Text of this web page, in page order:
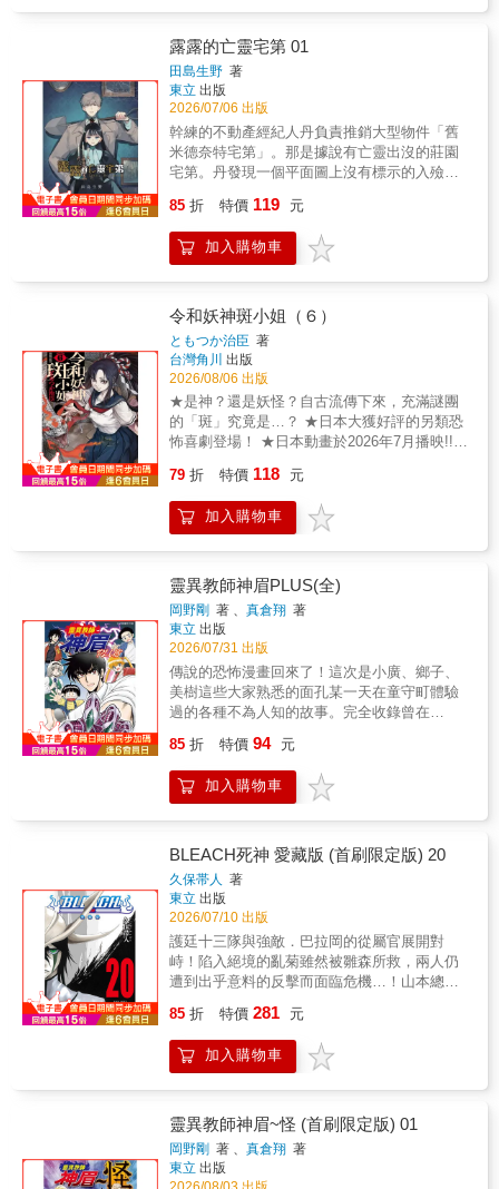
露露的亡靈宅第 01
田島生野 著
東立 出版
2026/07/06 出版
幹練的不動產經紀人丹負責推銷大型物件「舊
米德奈特宅第」。那是據說有亡靈出沒的莊園
宅第。丹發現一個平面圖上沒有標示的入殮
特家的么女‧露露…。『童話落幕之後』的田島
生野所獻上的哥德式恐怖推理劇登場！
85 折 特價 119 元
加入購物車
令和妖神斑小姐（６）
ともつか治臣 著
台灣角川 出版
2026/08/06 出版
★是神？還是妖怪？自古流傳下來，充滿謎團
的「斑」究竟是…？ ★日本大獲好評的另類恐
怖喜劇登場！ ★日本動畫於2026年7月播映!!
了!?聰明的大蛇這次大．展．身．手!!發生奇異
現象也不以為意，城鎮和三十木谷姊弟都因為
各種事件超級熱鬧！作祟神靈今天也全力吐嘈
79 折 特價 118 元
加入購物車
靈異教師神眉PLUS(全)
岡野剛 著 、真倉翔 著
東立 出版
2026/07/31 出版
傳說的恐怖漫畫回來了！這次是小廣、鄉子、
美樹這些大家熟悉的面孔某一天在童守町體驗
過的各種不為人知的故事。完全收錄曾在
們最愛的神眉了！精彩的「＋」(PLUS)故事，
解禁！
85 折 特價 94 元
加入購物車
BLEACH死神 愛藏版 (首刷限定版) 20
久保帯人 著
東立 出版
2026/07/10 出版
護廷十三隊與強敵．巴拉岡的從屬官展開對
峙！陷入絕境的亂菊雖然被雛森所救，兩人仍
遭到出乎意料的反擊而面臨危機…！山本總隊
烏魯基歐拉再次對峙！為了從敵陣．虛夜宮將
織姬救出，他不屈服的鬥志向對方挑戰！而烏
魯基歐拉也因此解放自己的力量…？首刷限定
85 折 特價 281 元
加入購物車
靈異教師神眉~怪 (首刷限定版) 01
岡野剛 著 、真倉翔 著
東立 出版